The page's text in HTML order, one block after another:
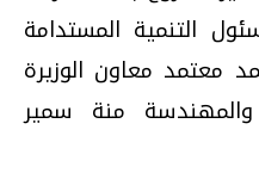
التنمية المستدامة
معتمد معاون الوزيرة
والمهندسة منة سمير